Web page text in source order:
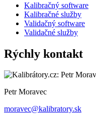
Kalibračný software
Kalibračné služby
Validačný software
Validačné služby
Rýchly kontakt
Petr Moravec
moravec@kalibratory.sk